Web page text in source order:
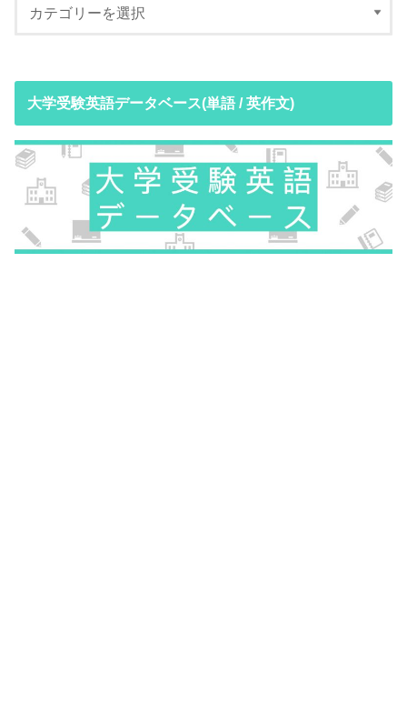
大学受験英語データベース(単語 / 英作文)